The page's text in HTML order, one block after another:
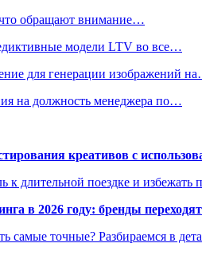
что обращают внимание…
модели LTV во все…
для генерации изображений
на должность менеджера по…
креативов с
к длительной поездке и избежать
в 2026 году: бренды
самые точные? Разбираемся в